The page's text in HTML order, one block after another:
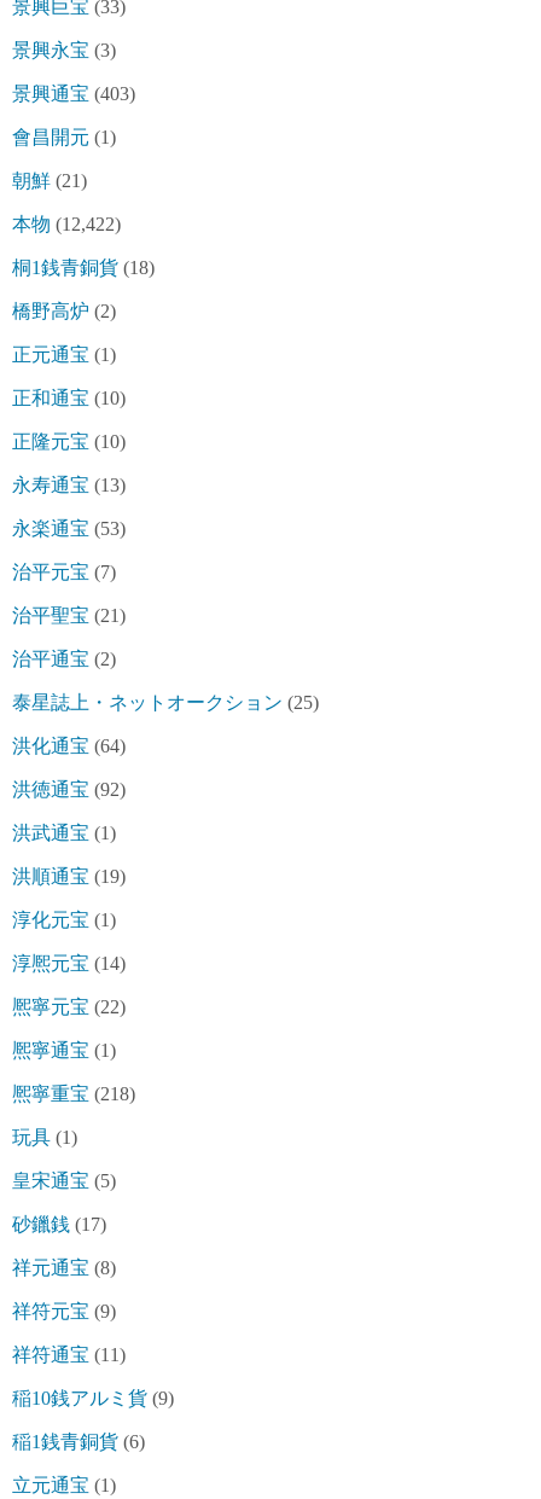
景興巨宝 (33)
景興永宝 (3)
景興通宝 (403)
會昌開元 (1)
朝鮮 (21)
本物 (12,422)
桐1銭青銅貨 (18)
橋野高炉 (2)
正元通宝 (1)
正和通宝 (10)
正隆元宝 (10)
永寿通宝 (13)
永楽通宝 (53)
治平元宝 (7)
治平聖宝 (21)
治平通宝 (2)
泰星誌上・ネットオークション (25)
洪化通宝 (64)
洪徳通宝 (92)
洪武通宝 (1)
洪順通宝 (19)
淳化元宝 (1)
淳熈元宝 (14)
熈寧元宝 (22)
熈寧通宝 (1)
熈寧重宝 (218)
玩具 (1)
皇宋通宝 (5)
砂鑞銭 (17)
祥元通宝 (8)
祥符元宝 (9)
祥符通宝 (11)
稲10銭アルミ貨 (9)
稲1銭青銅貨 (6)
立元通宝 (1)